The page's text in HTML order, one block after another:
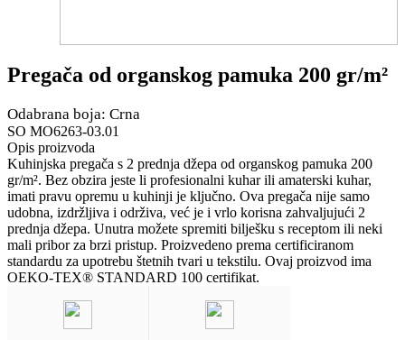
Pregača od organskog pamuka 200 gr/m²
Odabrana boja: Crna
SO MO6263-03.01
Opis proizvoda
Kuhinjska pregača s 2 prednja džepa od organskog pamuka 200
gr/m². Bez obzira jeste li profesionalni kuhar ili amaterski kuhar,
imati pravu opremu u kuhinji je ključno. Ova pregača nije samo
udobna, izdržljiva i održiva, već je i vrlo korisna zahvaljujući 2
prednja džepa. Unutra možete spremiti bilješku s receptom ili neki
mali pribor za brzi pristup. Proizvedeno prema certificiranom
standardu za upotrebu štetnih tvari u tekstilu. Ovaj proizvod ima
OEKO-TEX® STANDARD 100 certifikat.